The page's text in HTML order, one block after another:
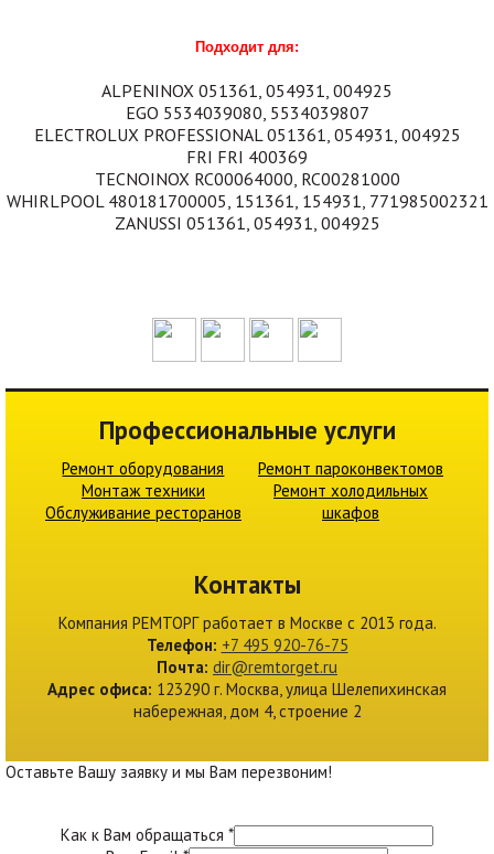
Подходит для:
ALPENINOX 051361, 054931, 004925
EGO 5534039080, 5534039807
ELECTROLUX PROFESSIONAL 051361, 054931, 004925
FRI FRI 400369
TECNOINOX RC00064000, RC00281000
WHIRLPOOL 480181700005, 151361, 154931, 771985002321
ZANUSSI 051361, 054931, 004925
Контакты
Компания РЕМТОРГработает в Москве c 2013 года.
Телефон: +7 495 920-76-75
Почта: dir@remtorget.ru
Адрес офиса: 123290 г. Москва улица Шелепихинская
набережная, дом 4, строение 2
Профессиональные услуги
Ремонт оборудования
Монтаж техники
Обслуживание ресторанов
Ремонт пароконвектомов
Ремонт холодильных
шкафов
Оставьте Вашу заявку и мы Вам перезвоним!
Как к Вам обращаться *